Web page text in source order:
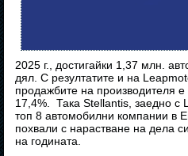
2025 г., достигайки 1,37 млн.
дял. С резултатите и на
продажбите на производителя
17,4%. Така Stellantis, заедно с
топ 8 автомобилни компании в
похвали с нарастване на дела
на годината.